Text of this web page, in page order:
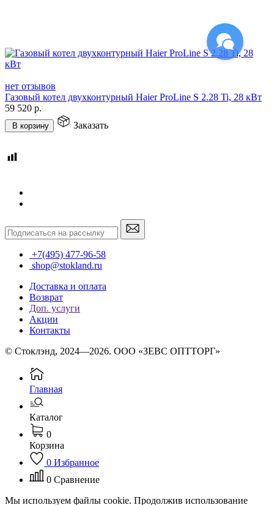
нет отзывов
Газовый котел двухконтурный Haier ProLine S 2.28 Ti, 28 кВт
59 520 р.
В корзину Заказать
+7(495) 477-96-58
shop@stokland.ru
Доставка и оплата
Возврат
Доп. услуги
Акции
Контакты
© Стоклэнд, 2024—2026. ООО «ЗЕВС ОПТТОРГ»
Главная
Каталог
0
Корзина
0 Избранное
0 Сравнение
Мы используем файлы cookie. Продолжив использование